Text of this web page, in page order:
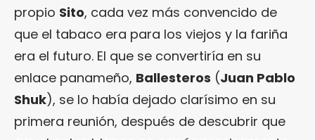
propio Sito, cada vez más convencido de
que el tabaco era para los viejos y la fariña
era el futuro. El que se convertiría en su
enlace panameño, Ballesteros (Juan Pablo
Shuk), se lo había dejado clarísimo en su
primera reunión, después de descubrir que